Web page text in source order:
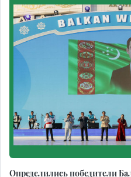
Определились победители